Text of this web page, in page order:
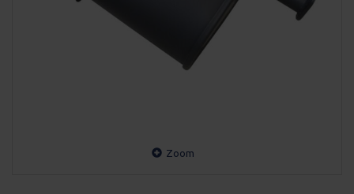
Zoom